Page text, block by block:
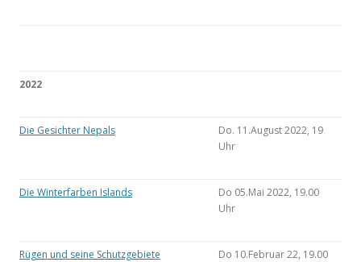
2022
Die Gesichter Nepals
Do. 11.August 2022, 19
Uhr
Die Winterfarben Islands
Do 05.Mai 2022, 19.00
Uhr
Rügen und seine Schutzgebiete
Do 10.Februar 22, 19.00